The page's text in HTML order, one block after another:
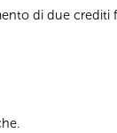
di due crediti